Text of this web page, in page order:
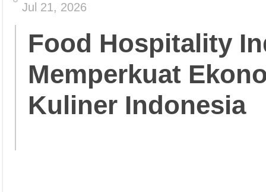
Jul 21, 2026
Food Hospitality
Memperkuat
Kuliner Indonesia